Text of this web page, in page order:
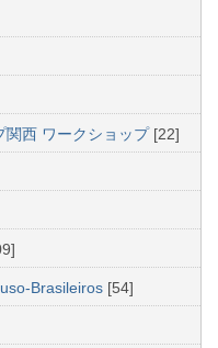
関西 ワークショップ [22]
Brasileiros [54]